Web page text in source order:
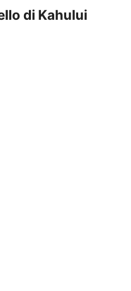
di Kahului